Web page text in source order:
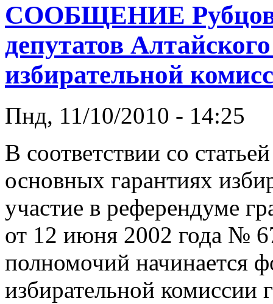
СООБЩЕНИЕ
депутатов
избирательной
Пнд, 11/10/2010 - 14:25
В соответствии со
основных гарантиях
участие в референдуме
от 12 июня 2002 года №
полномочий начинается
избирательной комиссии